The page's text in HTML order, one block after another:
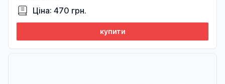
Ціна: 470 грн.
купити